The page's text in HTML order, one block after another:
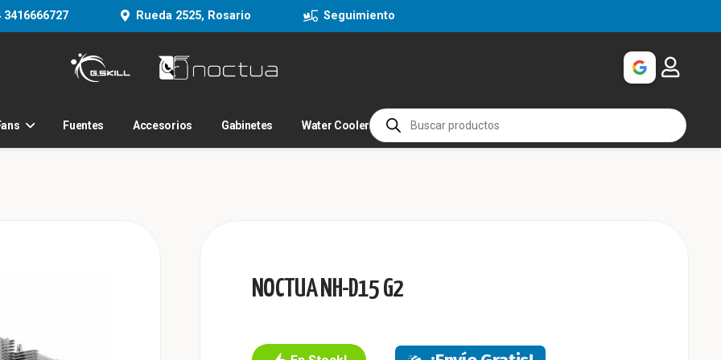
3416666727 Rueda 2525, Rosario Seguimiento
Fuentes Accesorios Gabinetes Water Cooler
Búsqueda
de
productos
NOCTUA NH-D15 G2